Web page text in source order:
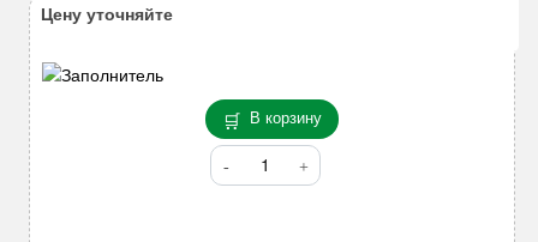
В корзину
Количество
товара
Цену уточняйте